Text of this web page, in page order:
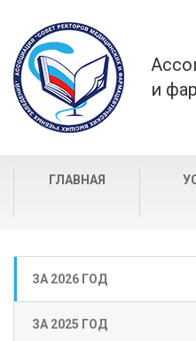
и
ГЛАВНАЯ
ЗА 2026 ГОД
ЗА 2025 ГОД